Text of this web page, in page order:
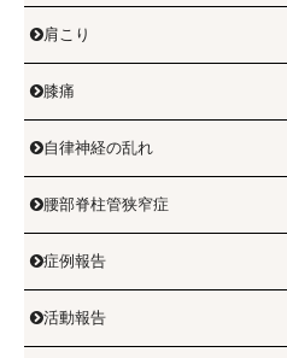
肩こり
膝痛
自律神経の乱れ
腰部脊柱管狭窄症
症例報告
活動報告